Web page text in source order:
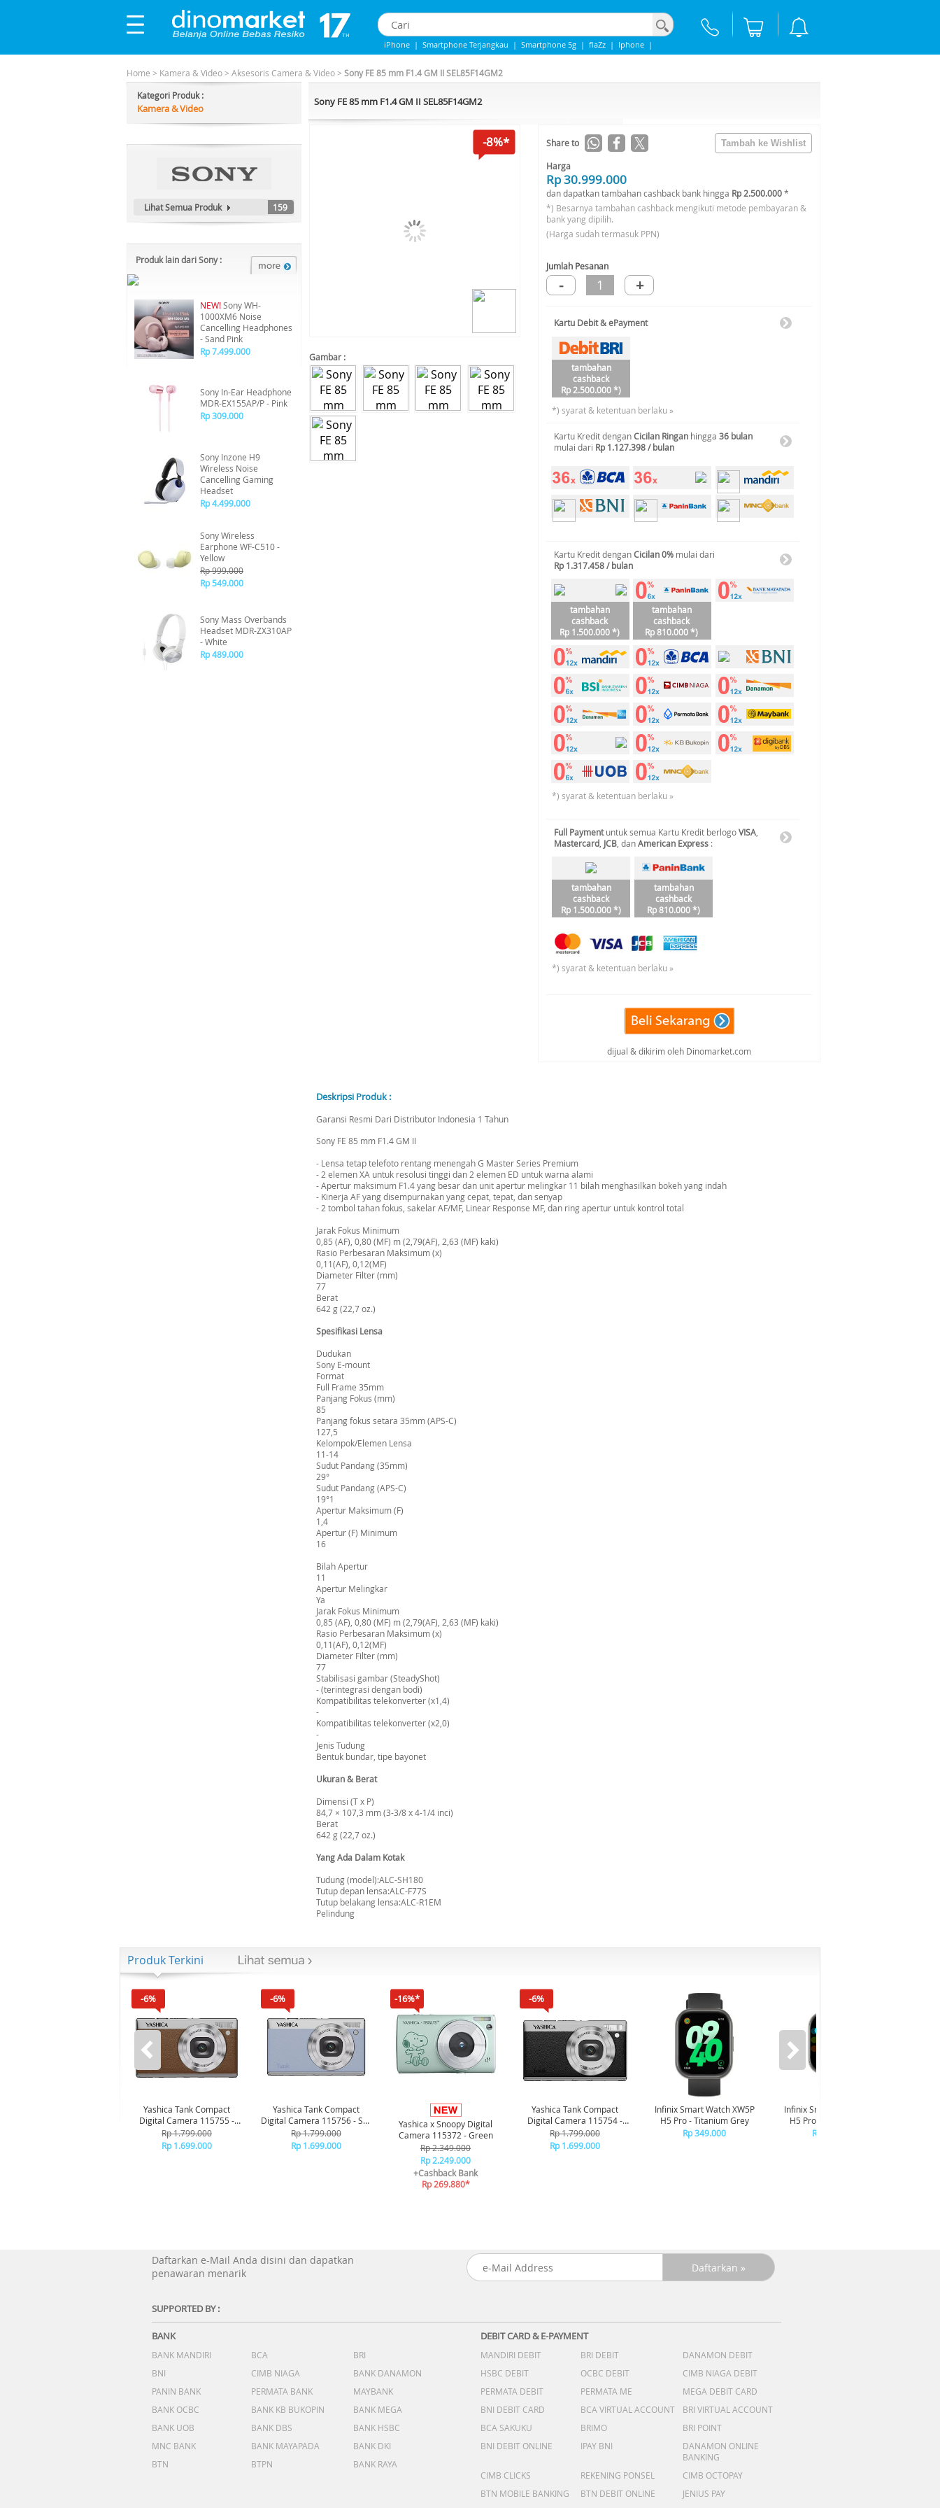
iPhone | Smartphone Terjangkau | Smartphone 5g | flaZz | Iphone |
Home > Kamera & Video> Aksesoris Camera & Video> Sony FE 85 mm F1.4 GM II SEL85F14GM2
Kategori Produk :
Kamera & Video
Lihat Semua Produk 159
Produk lain dari Sony :
NEW!Sony WH-
1000XM6 Noise
Cancelling Headphones
- Sand Pink
Rp 7.499.000
Sony In-Ear Headphone
MDR-EX155AP/P - Pink
Rp 309.000
Sony Inzone H9
Wireless Noise
Cancelling Gaming
Headset
Rp 4.499.000
Sony Wireless
Earphone WF-C510 -
Yellow
Rp 999.000
Rp 549.000
Sony Mass Overbands
Headset MDR-ZX310AP
- White
Rp 489.000
Sony FE 85 mm F1.4 GM II SEL85F14GM2
-8%*
Gambar :
Share to
Harga
Rp 30.999.000
dan dapatkan tambahan cashback bank hingga Rp 2.500.000*
*) Besarnya tambahan cashback mengikuti metode pembayaran &
bank yang dipilih.
(Harga sudah termasuk PPN)
Jumlah Pesanan
- 1 +
Kartu Debit & ePayment
tambahan
cashback
Rp 2.500.000 *)
*) syarat & ketentuan berlaku »
Kartu Kredit denganCicilan Ringan hingga 36 bulan
mulai dari Rp 1.127.398 / bulan
Kartu Kredit denganCicilan 0% mulai dari
Rp 1.317.458 / bulan
tambahan
cashback
Rp 1.500.000 *)
tambahan
cashback
Rp 810.000 *)
*) syarat & ketentuan berlaku »
Full Paymentuntuk semua Kartu Kredit berlogoVISA
Mastercard JCB , danAmerican Express :
tambahan
cashback
Rp 1.500.000 *)
tambahan
cashback
Rp 810.000 *)
*) syarat & ketentuan berlaku »
dijual & dikirim oleh Dinomarket.com
Deskripsi Produk :
Garansi Resmi Dari Distributor Indonesia 1 Tahun
Sony FE 85 mm F1.4 GM II
- Lensa tetap telefoto rentang menengah G Master Series Premium
- 2 elemen XA untuk resolusi tinggi dan 2 elemen ED untuk warna alami
- Apertur maksimum F1.4 yang besar dan unit apertur melingkar 11 bilah menghasilkan bokeh yang indah
- Kinerja AF yang disempurnakan yang cepat, tepat, dan senyap
- 2 tombol tahan fokus, sakelar AF/MF, Linear Response MF, dan ring apertur untuk kontrol total
Jarak Fokus Minimum
0,85 (AF), 0,80 (MF) m (2,79(AF), 2,63 (MF) kaki)
Rasio Perbesaran Maksimum (x)
0,11(AF), 0,12(MF)
Diameter Filter (mm)
77
Berat
642 g (22,7 oz.)
Spesifikasi Lensa
Dudukan
Sony E-mount
Format
Full Frame 35mm
Panjang Fokus (mm)
85
Panjang fokus setara 35mm (APS-C)
127,5
Kelompok/Elemen Lensa
11-14
Sudut Pandang (35mm)
29°
Sudut Pandang (APS-C)
19°1
Apertur Maksimum (F)
1,4
Apertur (F) Minimum
16
Bilah Apertur
11
Apertur Melingkar
Ya
Jarak Fokus Minimum
0,85 (AF), 0,80 (MF) m (2,79(AF), 2,63 (MF) kaki)
Rasio Perbesaran Maksimum (x)
0,11(AF), 0,12(MF)
Diameter Filter (mm)
77
Stabilisasi gambar (SteadyShot)
- (terintegrasi dengan bodi)
Kompatibilitas telekonverter (x1,4)
-
Kompatibilitas telekonverter (x2,0)
-
Jenis Tudung
Bentuk bundar, tipe bayonet
Ukuran & Berat
Dimensi (T x P)
84,7 × 107,3 mm (3-3/8 x 4-1/4 inci)
Berat
642 g (22,7 oz.)
Yang Ada Dalam Kotak
Tudung (model):ALC-SH180
Tutup depan lensa:ALC-F77S
Tutup belakang lensa:ALC-R1EM
Pelindung
Produk Terkini
-6%
Yashica Tank Compact
Digital Camera 115755 -
Brown
Rp 1.799.000
Rp 1.699.000
-6%
Yashica Tank Compact
Digital Camera 115756 - Sky
Blue
Rp 1.799.000
Rp 1.699.000
-16%*
Yashica x Snoopy Digital
Camera 115372 - Green
Rp 2.349.000
Rp 2.249.000
+Cashback Bank
Rp 269.880*
-6%
Yashica Tank Compact
Digital Camera 115754 -
Black
Rp 1.799.000
Rp 1.699.000
Infinix Smart Watch XW5P
H5 Pro - Titanium Grey
Rp 349.000
Infinix Smart Watch XW5P
H5 Pro - Chrome Silver
Rp 349.000
Daftarkan e-Mail Anda disini dan dapatkan
penawaran menarik
SUPPORTED BY :
BANK
BANK MANDIRI BCA
BRI
BNI
CIMB NIAGA
BANK DANAMON
PANIN BANK
PERMATA BANK
MAYBANK
BANK OCBC
BANK KB BUKOPIN
BANK MEGA
BANK UOB
BANK DBS
BANK HSBC
MNC BANK
BANK MAYAPADA
BANK DKI
BTN
BTPN BANK RAYA
DEBIT CARD & E-PAYMENT
MANDIRI DEBIT BRI DEBIT
DANAMON DEBIT
HSBC DEBIT
OCBC DEBIT
CIMB NIAGA DEBIT
PERMATA DEBIT
PERMATA ME
MEGA DEBIT CARD
BNI DEBIT CARD
BCA VIRTUAL ACCOUNT
BRI VIRTUAL ACCOUNT
BCA SAKUKU
BRIMO
BRI POINT
BNI DEBIT ONLINE
IPAY BNI
DANAMON ONLINE
BANKING
CIMB CLICKS
REKENING PONSEL
CIMB OCTOPAY
BTN MOBILE BANKING
BTN DEBIT ONLINE
JENIUS PAY